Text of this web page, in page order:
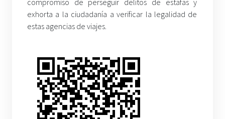
compromiso de perseguir delitos de estafas y
exhorta a la ciudadanía a verificar la legalidad de
estas agencias de viajes.